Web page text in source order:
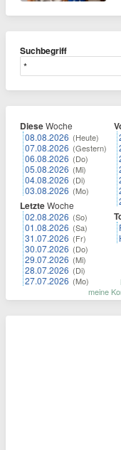
Suchbegriff
DieseWoche
08.08.2026 (Heute)
07.08.2026 (Gestern)
06.08.2026 (Do)
05.08.2026 (Mi)
04.08.2026 (Di)
03.08.2026 (Mo)
LetzteWoche
02.08.2026 (So)
01.08.2026 (Sa)
31.07.2026 (Fr)
30.07.2026 (Do)
29.07.2026 (Mi)
28.07.2026 (Di)
27.07.2026 (Mo)
meine